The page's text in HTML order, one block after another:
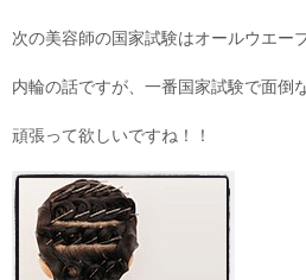
Blog
Contact
次の美容師の国家試験はオールウエー
内輪の話ですが、一番国家試験で面倒
頑張って欲しいですね！！